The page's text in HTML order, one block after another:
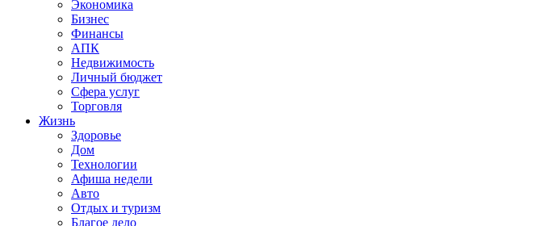
Экономика
Бизнес
Финансы
АПК
Недвижимость
Личный бюджет
Сфера услуг
Торговля
Жизнь
Здоровье
Дом
Технологии
Афиша недели
Авто
Отдых и туризм
Благое дело